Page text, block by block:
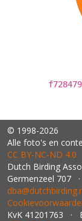
© 1998-2026
Alle foto's en
CC BY‑NC‑ND 4.0
Dutch Birding
Germenzeel 707
KvK 41201763 ·